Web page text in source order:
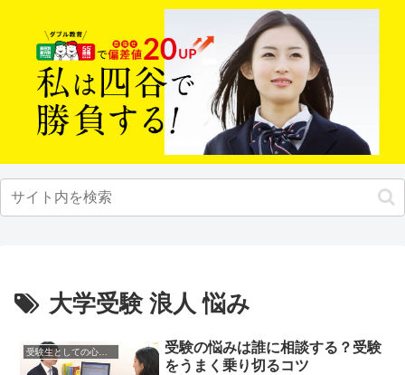
大学受験 浪人 悩み
受験生としての心構え
受験の悩みは誰に相談する？受験
をうまく乗り切るコツ